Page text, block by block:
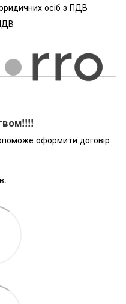
осіб з ПДВ
оформити договір